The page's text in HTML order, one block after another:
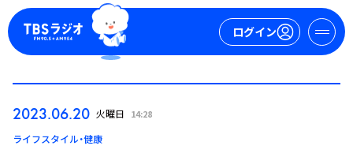
ログイン
ログイン
2023.06.20 火曜日 14:28
ライフスタイル・健康